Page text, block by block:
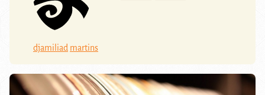
djamiliad martins